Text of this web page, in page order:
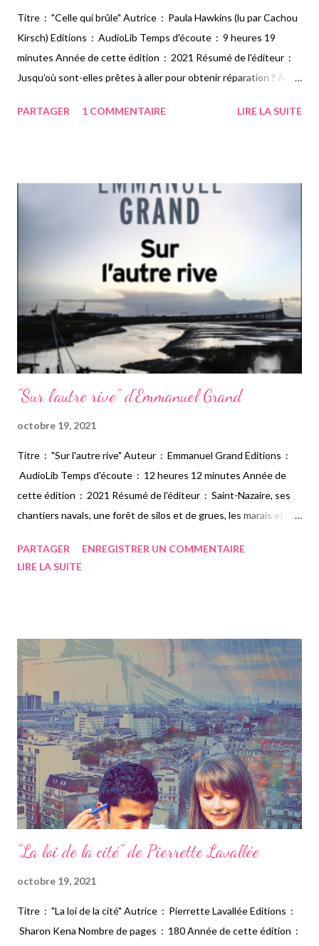
Titre : "Celle qui brûle" Autrice : Paula Hawkins (lu par Cachou
Kirsch) Editions : AudioLib Temps d'écoute : 9 heures 19
minutes Année de cette édition : 2021 Résumé de l'éditeur :
Jusqu’où sont-elles prêtes à aller pour obtenir réparation ? À
l’assassinat d’un jeune homme à bord de sa péniche : Carla, sa
victime d’une injustice qui a gâché sa vie. Chacune couve une
colère qui ne demande qu’à exploser. L’une d’elles aurait-elle
commis l’irrémédiable pour réparer les torts qu’elle a subis ?
Paula Hawkins, l’autrice de La Fille du train, qui a conquis des
millions de lecteurs à travers le monde, revient avec un nouveau
roman éblouissant, à l’intrigue incandescente. Sous sa...
PARTAGER 1 COMMENTAIRE LIRE LA SUITE
"Sur l'autre rive" d'Emmanuel Grand
octobre 19, 2021
Titre : "Sur l'autre rive" Auteur : Emmanuel Grand Editions :
AudioLib Temps d'écoute : 12 heures 12 minutes Année de
cette édition : 2021 Résumé de l'éditeur : Saint-Nazaire, ses
chantiers navals, une forêt de silos et de grues, les marais et
Rivière, 21 ans, jeune espoir du football local, des rêves plein la
cache mal sa misère, ses magouilles et son pouvoir secret : que
le bizness paie peut-être plus que le ballon rond, que Saint-
Nazaire ne l’a jamais quittée, et qu’on n’enterre pas aussi
facilement un amour d’adolescence. Sur l’autre rive est un récit
aussi noir que sensible où se déploient la p...
PARTAGER
ENREGISTRER UN COMMENTAIRE
LIRE LA SUITE
"La loi de la cité" de Pierrette Lavallée
octobre 19, 2021
Titre : "La loi de la cité" Autrice : Pierrette Lavallée Editions :
Sharon Kena Nombre de pages : 180 Année de cette édition :